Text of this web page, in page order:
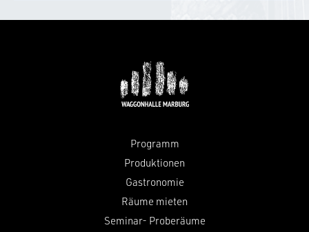
Programm
Produktionen
Gastronomie
Räume mieten
Seminar- Proberäume